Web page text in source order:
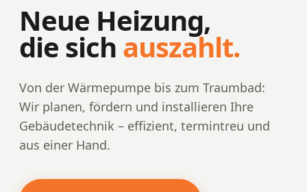
Neue Heizung,
die sich auszahlt.
Von der Wärmepumpe bis zum Traumbad:
Wir planen, fördern und installieren Ihre
Gebäudetechnik – effizient, termintreu und
aus einer Hand.